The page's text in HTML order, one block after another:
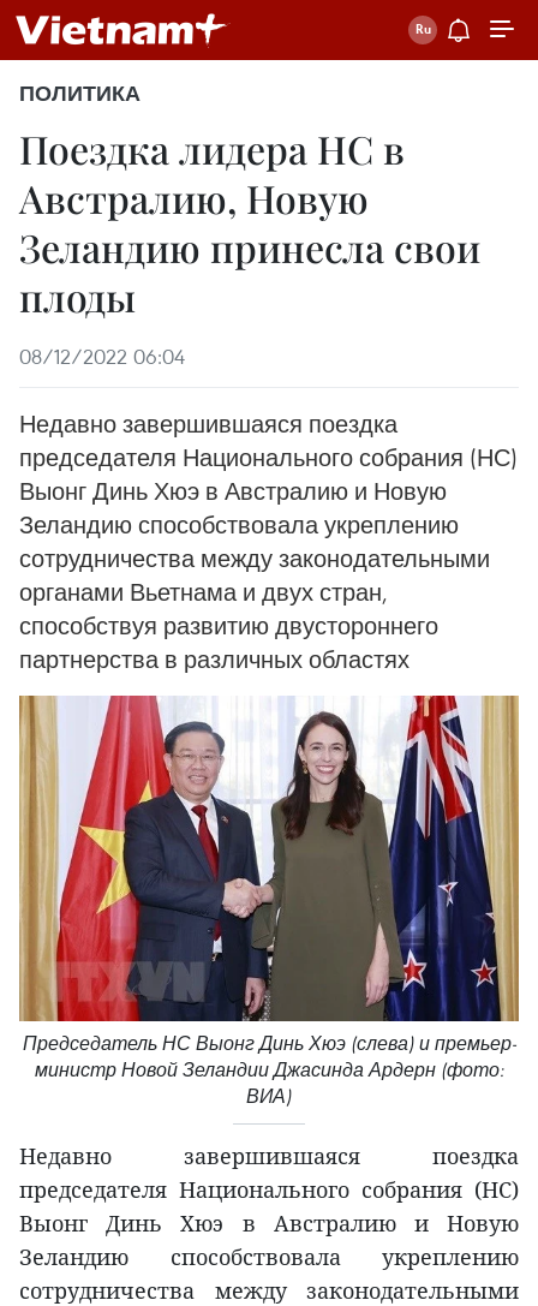
ПОЛИТИКА
Поездка лидера НС в
Австралию, Новую
Зеландию принесла свои
плоды
08/12/2022 06:04
Недавно завершившаяся поездка
председателя Национального собрания (НС)
Выонг Динь Хюэ в Австралию и Новую
Зеландию способствовала укреплению
сотрудничества между законодательными
органами Вьетнама и двух стран,
способствуя развитию двустороннего
партнерства в различных областях
Председатель НС Выонг Динь Хюэ (слева) и премьер-
министр Новой Зеландии Джасинда Ардерн (фото:
ВИА)
Недавно завершившаяся поездка
председателя Национального собрания (НС)
Выонг Динь Хюэ в Австралию и Новую
Зеландию способствовала укреплению
сотрудничества между законодательными